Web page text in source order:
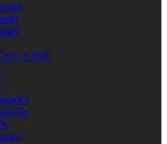
A INÉ